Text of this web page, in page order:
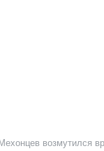
возмутился